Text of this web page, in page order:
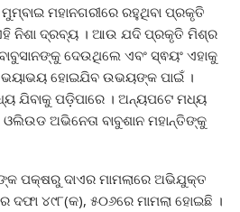
ମହାନଗରୀରେ ରହୁଥିବା ପ୍ରକୃତି
ନିଶା ଦ୍ରବ୍ୟ । ଆଉ ଯଦି ପ୍ରକୃତି ମିଶ୍ର
ଦେଉଥିଲେ ଏବଂ ସ୍ଵୟଂ ଏହାକୁ
ଭୟାଭୟ ହୋଇଯିବ ଉଭୟଙ୍କ ପାଇଁ ।
ଯିବାକୁ ପଡ଼ିପାରେ । ଅନ୍ୟପଟେ ମଧ୍ୟ
ଓଲିଉଡ ଅଭିନେତା ବାବୁଶାନ ମହାନ୍ତିଙ୍କୁ
ପକ୍ଷରୁ ଦାଏର ମାମଲାରେ ଅଭିଯୁକ୍ତ
ଦଫା ୪୯୮(କ), ୫୦୬ରେ ମାମଲା ହୋଇଛି ।